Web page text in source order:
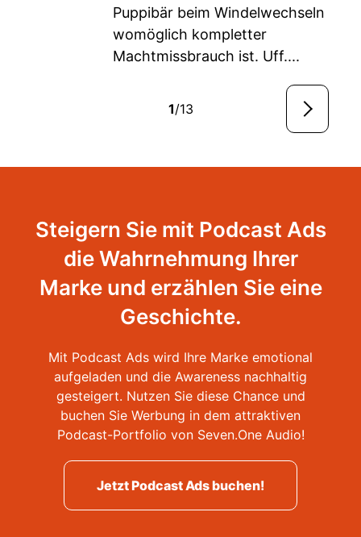
Puppibär beim Windelwechseln
womöglich kompletter
Machtmissbrauch ist. Uff....
1/13
Steigern Sie mit Podcast Ads
die Wahrnehmung Ihrer
Marke und erzählen Sie eine
Geschichte.
Mit Podcast Ads wird Ihre Marke emotional
aufgeladen und die Awareness nachhaltig
gesteigert. Nutzen Sie diese Chance und
buchen Sie Werbung in dem attraktiven
Podcast-Portfolio von Seven.One Audio!
Jetzt Podcast Ads buchen!